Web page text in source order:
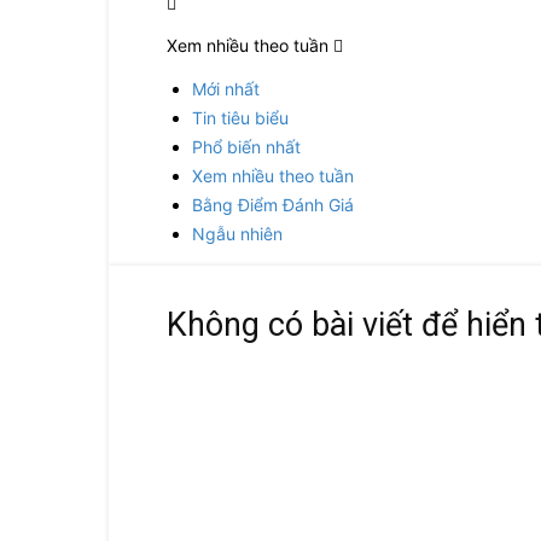
Xem nhiều theo tuần
Mới nhất
Tin tiêu biểu
Phổ biến nhất
Xem nhiều theo tuần
Bằng Điểm Đánh Giá
Ngẫu nhiên
Không có bài viết để hiển